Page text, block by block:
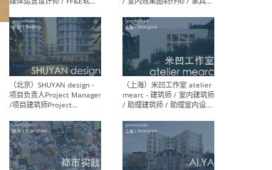
（大理）之间建筑
ArCONNECT – 项目建筑师 /
建筑师 / 助理建筑师 / 室内
设计师 / 实习生